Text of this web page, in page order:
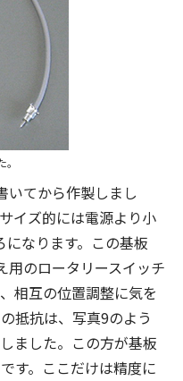
いてから作製しまし
イズ的には電源より小
なります。この基板
用のロータリースイッチ
相互の位置調整に気を
抵抗は、写真9のよう
ました。この方が基板
す。ここだけは精度に